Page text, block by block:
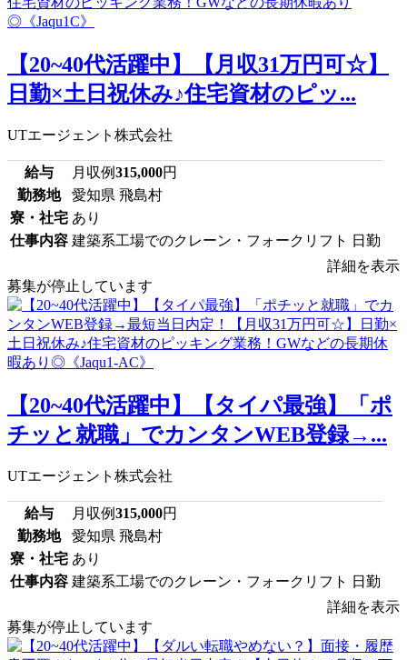
【20~40代活躍中】【月収31万円可☆】
日勤×土日祝休み♪住宅資材のピッ...
UTエージェント株式会社
給与 月収例315,000円
勤務地
愛知県 飛島村
寮・社宅 あり
仕事内容 建築系工場でのクレーン・フォークリフト 日勤
詳細を表示
募集が停止しています
【20~40代活躍中】【タイパ最強】「ポ
チッと就職」でカンタンWEB登録→...
UTエージェント株式会社
給与 月収例315,000円
勤務地
愛知県 飛島村
寮・社宅 あり
仕事内容 建築系工場でのクレーン・フォークリフト 日勤
詳細を表示
募集が停止しています